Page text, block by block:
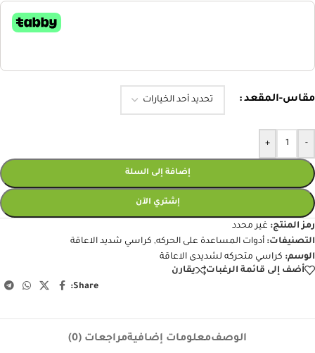
مقاس-المقعد
-
+
إضافة إلى السلة
إشتري الآن
رمز المنتج: غير محدد
التصنيفات: أدوات المساعدة على الحركه, كراسي شديد الاعاقة
الوسم: كراسي متحركه لشديدى الاعاقة
أضف إلى قائمة الرغبات
يقارن
Share:
الوصفمعلومات إضافيةمراجعات (0)